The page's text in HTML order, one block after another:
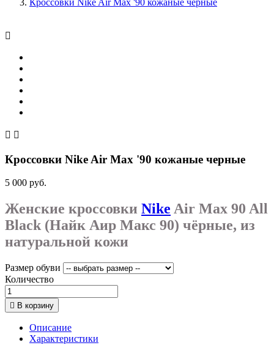
Кроссовки Nike Air Max '90 кожаные черные

 
Кроссовки Nike Air Max '90 кожаные черные
5 000 руб.
Женские кроссовки Nike Air Max 90 All
Black (Найк Аир Макс 90) чёрные, из
натуральной кожи
Размер обуви
Количество
 В корзину
Описание
Характеристики